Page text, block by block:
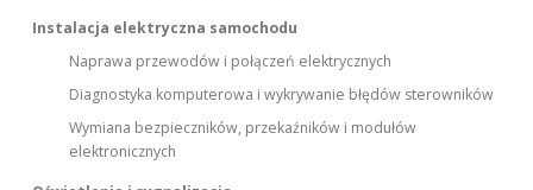
Instalacja elektryczna samochodu
Naprawa przewodów i połączeń elektrycznych
Diagnostyka komputerowa i wykrywanie błędów sterowników
Wymiana bezpieczników, przekaźników i modułów
elektronicznych